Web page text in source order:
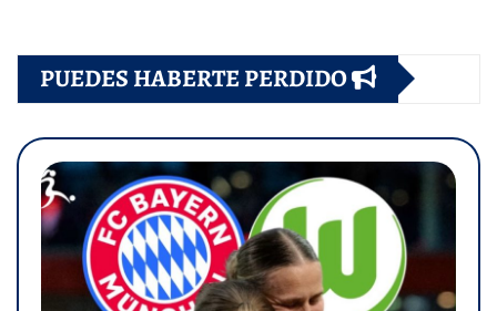
PUEDES HABERTE PERDIDO